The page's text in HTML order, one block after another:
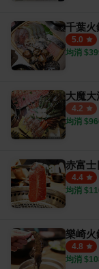
千葉火
5.0
均消 $
大魔
4.2
均消 $
赤富
4.4
均消 $
樂崎火
4.8
均消 $